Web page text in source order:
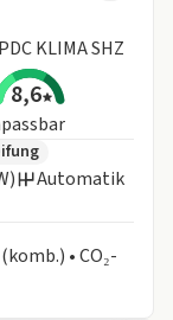
KLIMA SHZ
8,6
Automatik
• CO₂-